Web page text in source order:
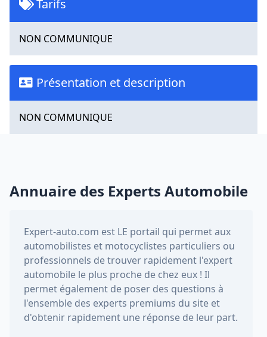
Tarifs
NON COMMUNIQUE
Présentation et description
NON COMMUNIQUE
Annuaire des Experts Automobile
Expert-auto.com est LE portail qui permet aux
automobilistes et motocyclistes particuliers ou
professionnels de trouver rapidement l'expert
automobile le plus proche de chez eux ! Il
permet également de poser des questions à
l'ensemble des experts premiums du site et
d'obtenir rapidement une réponse de leur part.